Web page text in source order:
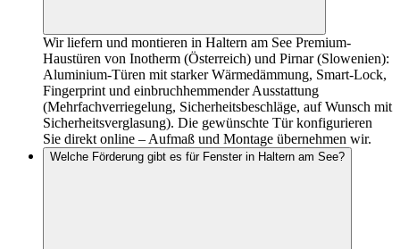
Wir liefern und montieren in Haltern am See Premium-
Haustüren von Inotherm (Österreich) und Pirnar (Slowenien):
Aluminium-Türen mit starker Wärmedämmung, Smart-Lock,
Fingerprint und einbruchhemmender Ausstattung
(Mehrfachverriegelung, Sicherheitsbeschläge, auf Wunsch mit
Sicherheitsverglasung). Die gewünschte Tür konfigurieren
Sie direkt online – Aufmaß und Montage übernehmen wir.
Welche Förderung gibt es für Fenster in Haltern am See?